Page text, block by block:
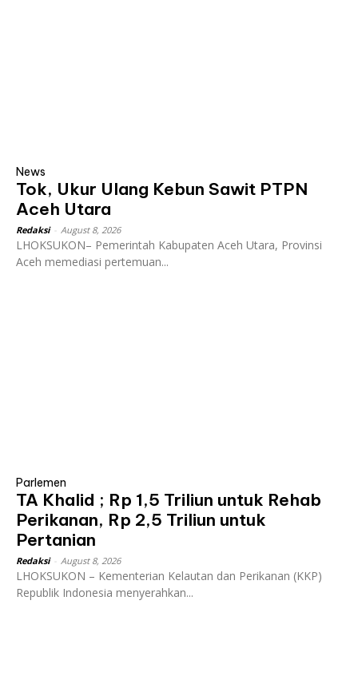
News
Tok, Ukur Ulang Kebun Sawit PTPN
Aceh Utara
Redaksi August 8, 2026
LHOKSUKON– Pemerintah Kabupaten Aceh Utara, Provinsi
Aceh memediasi pertemuan...
Parlemen
TA Khalid ; Rp 1,5 Triliun untuk Rehab
Perikanan, Rp 2,5 Triliun untuk
Pertanian
Redaksi August 8, 2026
LHOKSUKON – Kementerian Kelautan dan Perikanan (KKP)
Republik Indonesia menyerahkan...